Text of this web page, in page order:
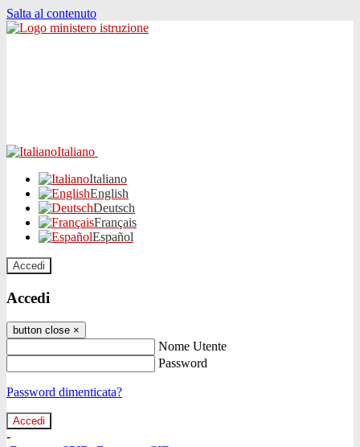
Salta al contenuto
Italiano
Italiano
English
Deutsch
Français
Español
Accedi
Accedi
button close ×
Nome Utente
Password
Password dimenticata?
-